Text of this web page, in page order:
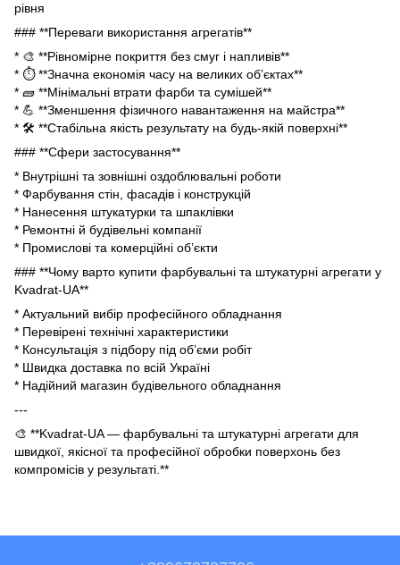
рівня
### **Переваги використання агрегатів**
* 🎨 **Рівномірне покриття без смуг і напливів**
* ⏱ **Значна економія часу на великих обʼєктах**
* 🧱 **Мінімальні втрати фарби та сумішей**
* 💪 **Зменшення фізичного навантаження на майстра**
* 🛠 **Стабільна якість результату на будь-якій поверхні**
### **Сфери застосування**
* Внутрішні та зовнішні оздоблювальні роботи
* Фарбування стін, фасадів і конструкцій
* Нанесення штукатурки та шпаклівки
* Ремонтні й будівельні компанії
* Промислові та комерційні обʼєкти
### **Чому варто купити фарбувальні та штукатурні агрегати у
Kvadrat-UA**
* Актуальний вибір професійного обладнання
* Перевірені технічні характеристики
* Консультація з підбору під обʼєми робіт
* Швидка доставка по всій Україні
* Надійний магазин будівельного обладнання
---
🎨 **Kvadrat-UA — фарбувальні та штукатурні агрегати для
швидкої, якісної та професійної обробки поверхонь без
компромісів у результаті.**